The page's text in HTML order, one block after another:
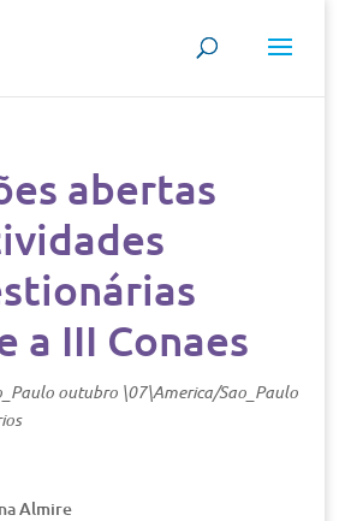
abertas
a III Conaes
outubro \07\America/Sao_Paulo
Almire